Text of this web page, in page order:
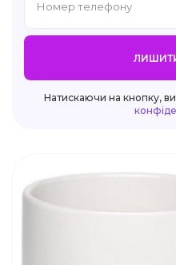
Натискаючи на кнопку,